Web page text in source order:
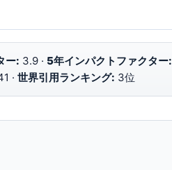
ー: 3.9 · 5年インパクトファクター:
· 世界引用ランキング: 3位